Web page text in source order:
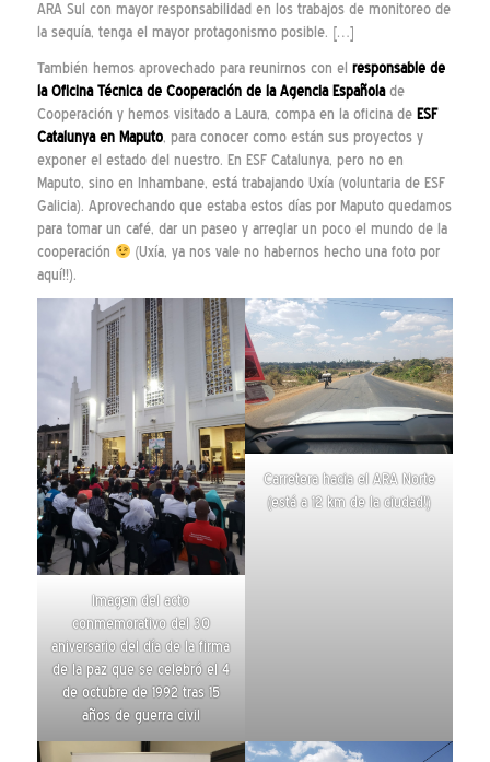
ARA Sul con mayor responsabilidad en los trabajos de monitoreo de
la sequía, tenga el mayor protagonismo posible. […]
También hemos aprovechado para reunirnos con el responsable de
la Oficina Técnica de Cooperación de la Agencia Españolade
Cooperación y hemos visitado a Laura, compa en la oficina de ESF
Catalunya en Maputo, para conocer como están sus proyectos y
exponer el estado del nuestro. En ESF Catalunya, pero no en
Maputo, sino en Inhambane, está trabajando Uxía (voluntaria de ESF
Galicia). Aprovechando que estaba estos días por Maputo quedamos
para tomar un café, dar un paseo y arreglar un poco el mundo de la
cooperación
(Uxía, ya nos vale no habernos hecho una foto por
aquí!!).
Imagen del acto
conmemorativo del 30
aniversario deldía de la firma
de la pazque se celebró el 4
de octubre de 1992 tras 15
años de guerra civil
Carretera hacia el ARA Norte
(está a 12 km de la ciudad!)